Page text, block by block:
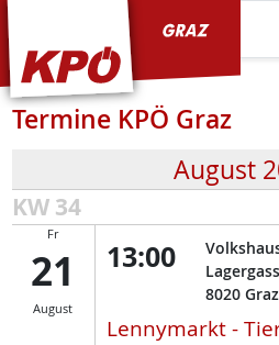
Termine KPÖ Graz
August
KW 34
Fr
21
August
13:00
8020 Graz
Lennymarkt -